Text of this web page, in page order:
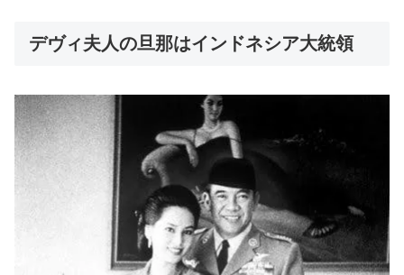
デヴィ夫人の旦那はインドネシア大統領